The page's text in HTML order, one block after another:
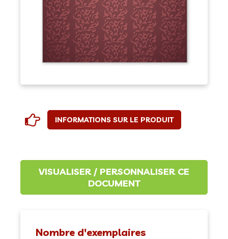
INFORMATIONS SUR LE PRODUIT
Nombre d'exemplaires